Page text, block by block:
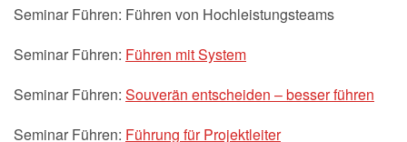
Seminar Führen: Führen von Hochleistungsteams
Seminar Führen: Führen mit System
Seminar Führen: Souverän entscheiden – besser führen
Seminar Führen: Führung für Projektleiter